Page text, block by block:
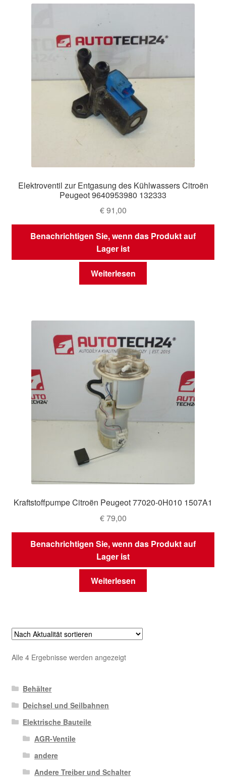
Elektroventil zur Entgasung des Kühlwassers Citroën
Peugeot 9640953980 132333
€91,00
Benachrichtigen Sie, wenn das Produkt auf
Lager ist
Weiterlesen
Kraftstoffpumpe Citroën Peugeot 77020-0H010 1507A1
€79,00
Benachrichtigen Sie, wenn das Produkt auf
Lager ist
Weiterlesen
Alle 4 Ergebnisse werden angezeigtNach
Behälter
Deichsel und Seilbahnen
Elektrische Bauteile
AGR-Ventile
andere
Andere Treiber und Schalter